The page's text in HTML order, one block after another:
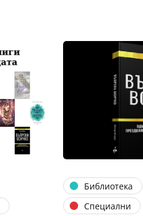
Библиотека
Специални